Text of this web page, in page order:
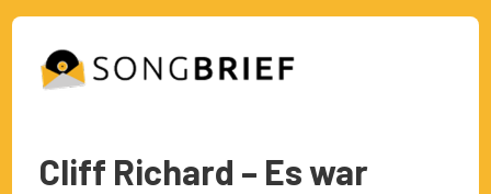
Cliff Richard – Es war